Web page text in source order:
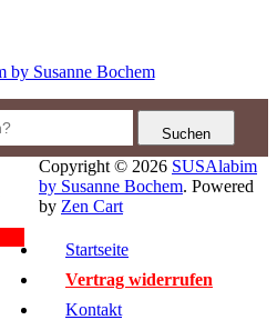
Copyright © 2026 SUSAlabim
by Susanne Bochem. Powered
by Zen Cart
Startseite
Vertrag widerrufen
Kontakt